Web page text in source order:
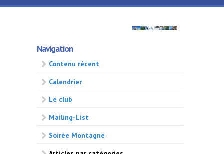
Aller au contenu principal
GMA
500
Navigation
Contenu récent
Calendrier
Le club
Mailing-List
Soirée Montagne